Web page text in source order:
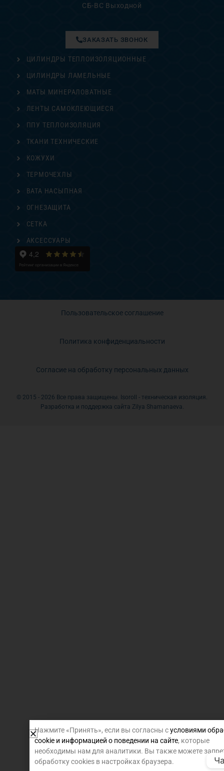
СБ-ВС Выходной
ЦИЛИНДРЫ ТЕПЛОИЗОЛЯЦИОННЫЕ
ЦИЛИНДРЫ ЛАМЕЛЬНЫЕ
МАТЫ МИНЕРАЛОВАТНЫЕ
ЛЕНТЫ САМОКЛЕЮЩИЕСЯ
ППУ ТЕПЛОИЗОЛЯЦИЯ
ТКАНИ ТЕХНИЧЕСКИЕ
ЗАКАЗАТЬ ЗВОНОК
КОЖУХИ
ТЕРМОЧЕХЛЫ
ВАТА НАСЫПНАЯ
ОГНЕЗАЩИТА
СЕТКА
АКСЕССУАРЫ
Пользовательское соглашение
Политика конфиденциальности
Согласие на обработку персональных данных
© 2015 - 2026 Все права защищены. Isoroll - техническая изоляция.
Разработка и поддержка сайта Zilya Shamanaeva.
Нажмите «Принять», если вы согласны сусловиями
cookie и информацией о поведении на сайте, которые
необходимы нам для аналитики. Вы также можете
обработку cookies в настройках браузера.